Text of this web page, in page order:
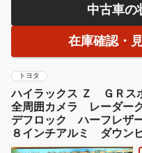
中古車の
在庫確認・
トヨタ
ハイラックス Ｚ ＧＲ
全周囲カメラ レーダー
デフロック ハーフレザ
８インチアルミ ダウン
ングストップ